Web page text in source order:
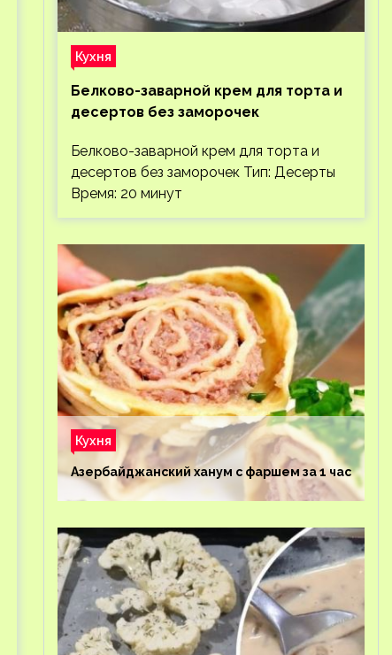
Кухня
Белково-заварной крем для торта и
десертов без заморочек
Белково-заварной крем для торта и
десертов без заморочек Тип: Десерты
Время: 20 минут
Кухня
Азербайджанский ханум с фаршем за 1 час